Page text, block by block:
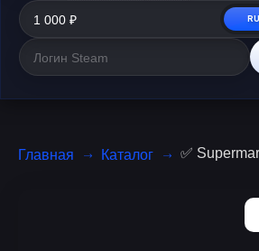
Главная Каталог ✅